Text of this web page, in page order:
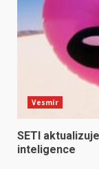
Vesmír
SETI
inteligence